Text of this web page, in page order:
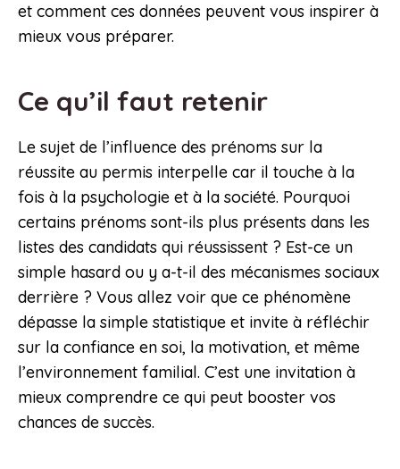
et comment ces données peuvent vous inspirer à
mieux vous préparer.
Ce qu’il faut retenir
Le sujet de l’influence des prénoms sur la
réussite au permis interpelle car il touche à la
fois à la psychologie et à la société. Pourquoi
certains prénoms sont-ils plus présents dans les
listes des candidats qui réussissent ? Est-ce un
simple hasard ou y a-t-il des mécanismes sociaux
derrière ? Vous allez voir que ce phénomène
dépasse la simple statistique et invite à réfléchir
sur la confiance en soi, la motivation, et même
l’environnement familial. C’est une invitation à
mieux comprendre ce qui peut booster vos
chances de succès.